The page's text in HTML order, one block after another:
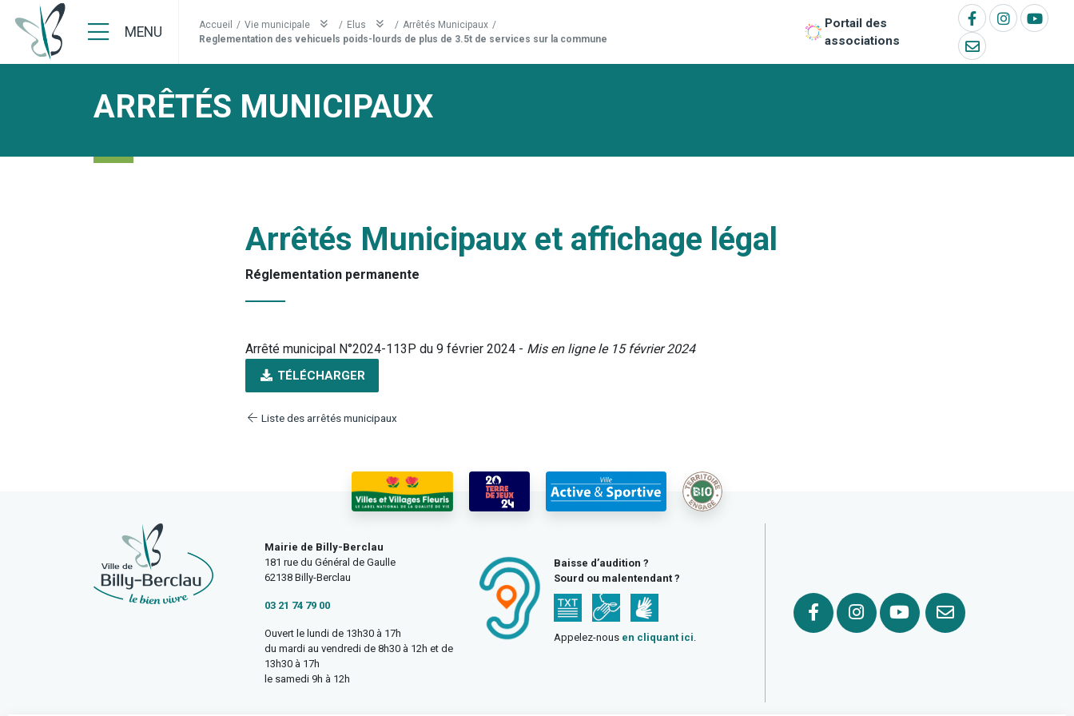
MENU Accueil / Vie municipale / Elus / Arrêtés Municipaux /
Reglementation des vehicuels poids-lourds de plus de 3.5t de services sur la commune
Portail des
associations
ARRÊTÉS MUNICIPAUX
Arrêtés Municipaux et affichage légal
Réglementation permanente
Arrêté municipal N°2024-113P du 9 février 2024 - Mis en ligne le 15 février 2024
TÉLÉCHARGER
Liste des arrêtés municipaux
Mairie de Billy-Berclau
181 rue du Général de Gaulle
62138 Billy-Berclau
03 21 74 79 00
Ouvert le lundi de 13h30 à 17h
du mardi au vendredi de 8h30 à 12h et de
13h30 à 17h
le samedi 9h à 12h
Baisse d’audition ?
Sourd ou malentendant ?
Appelez-nous en cliquant ici.